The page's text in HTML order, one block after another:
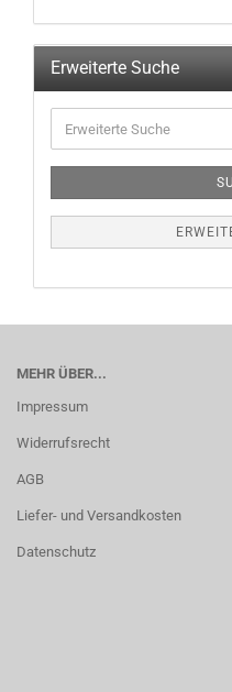
Erweiterte Suche
MEHR ÜBER...
Impressum
Widerrufsrecht
AGB
Liefer- und Versandkosten
Datenschutz